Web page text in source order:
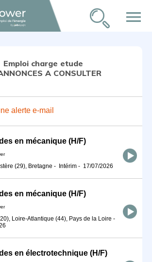
menu
Emploi charge etude
A CONSULTER
alerte e-mail
en mécanique (H/F)
(29), Bretagne - Intérim - 17/07/2026
en mécanique (H/F)
Loire-Atlantique (44), Pays de la Loire -
en électrotechnique (H/F)